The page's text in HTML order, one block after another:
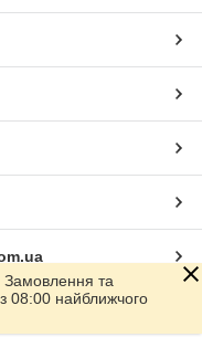
Замовлення та
08:00 найближчого